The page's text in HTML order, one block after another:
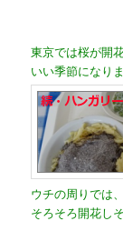
東京では桜が開
いい季節になり
ウチの周りでは
そろそろ開花し